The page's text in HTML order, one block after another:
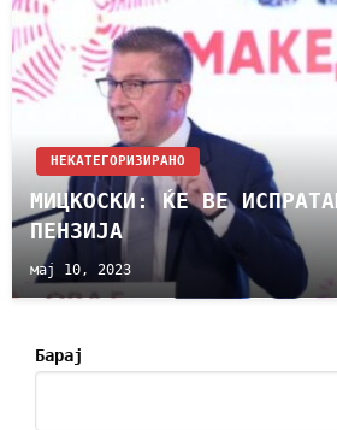
НЕКАТЕГОРИЗИРАНО
МИЦКОСКИ: ЌЕ ВЕ
ПЕНЗИЈА
мај 10, 2023
Барај